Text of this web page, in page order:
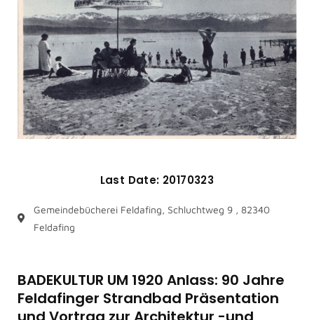
BADEKULTUR UM 1920 Anlass: 90 Jahre
Feldafinger Strandbad Präsentation
Last Date: 20170323
Gemeindebücherei Feldafing, Schluchtweg 9 , 82340
Feldafing